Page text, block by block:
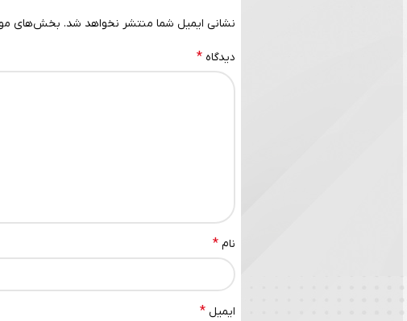
نشانی ایمیل شما منتشر نخواهد شد. بخش‌های
دیدگاه *
نام *
ایمیل *